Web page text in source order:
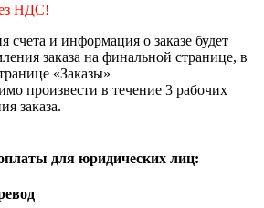
НДС!
счета и информация о заказе будет
заказа на финальной странице, в
«Заказы»
произвести в течение 3 рабочих
заказа.
для юридических лиц: